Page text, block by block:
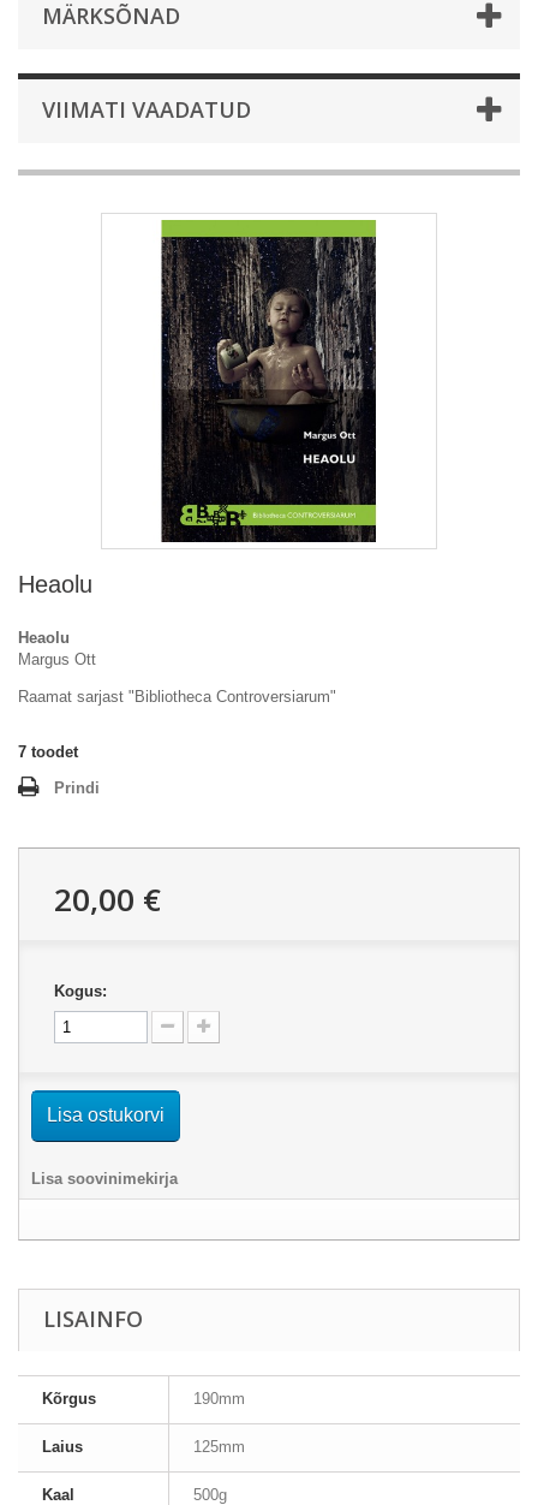
MÄRKSÕNAD
VIIMATI VAADATUD
Heaolu
Heaolu
Margus Ott
Raamat sarjast "Bibliotheca Controversiarum"
7 toodet
Prindi
20,00 €
Kogus:
Lisa ostukorvi
Lisa soovinimekirja
LISAINFO
Kõrgus 190mm
Laius 125mm
Kaal 500g